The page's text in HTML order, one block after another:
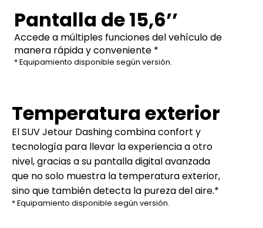
Pantalla de 15,6’’
Accede a múltiples funciones del vehículo de
manera rápida y conveniente *
* Equipamiento disponible según versión.
Temperatura exterior
El SUV Jetour Dashing combina confort y
tecnología para llevar la experiencia a otro
nivel, gracias a su pantalla digital avanzada
que no solo muestra la temperatura exterior,
sino que también detecta la pureza del aire.*
* Equipamiento disponible según versión.